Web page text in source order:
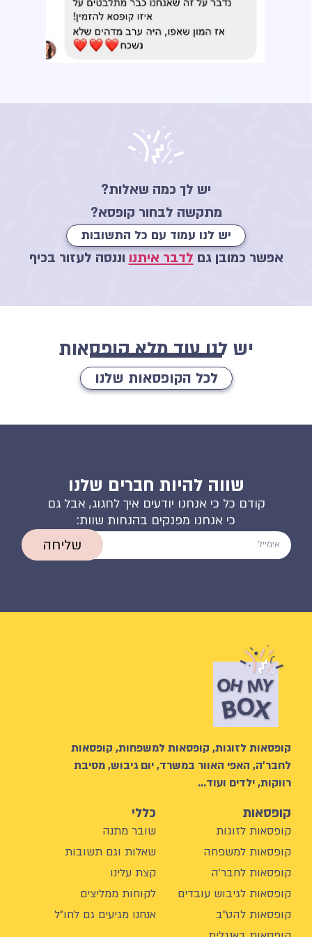
יש לך כמה שאלות?
מתקשה לבחור קופסא?
יש לנו עמוד עם כל התשובות
אפשר כמובן גם לדבר איתנו וננסה לעזור בכיף
יש לנו עוד מלא קופסאות
לכל הקופסאות שלנו
שווה להיות חברים שלנו
קודם כל כי אנחנו יודעים איך לחגוג, אבל גם
כי אנחנו מפנקים בהנחות שוות:
שליחה
קופסאות לזוגות, קופסאות למשפחות, קופסאות
לחבר’ה, האפי האוור במשרד, יום גיבוש, מסיבת
רווקות, ילדים ועוד…
קופסאות
קופסאות לזוגות
קופסאות למשפחה
קופסאות לחבר'ה
קופסאות לגיבוש עובדים
קופסאות להט"ב
כללי
שובר מתנה
שאלות וגם תשובות
קצת עלינו
לקוחות ממליצים
אנחנו מגיעים גם לחו"ל